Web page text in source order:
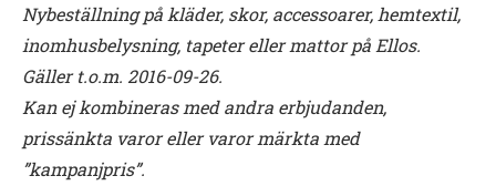
Nybeställning på kläder, skor, accessoarer, hemtextil,
inomhusbelysning, tapeter eller mattor på Ellos.
Gäller t.o.m. 2016-09-26.
Kan ej kombineras med andra erbjudanden,
prissänkta varor eller varor märkta med
”kampanjpris”.